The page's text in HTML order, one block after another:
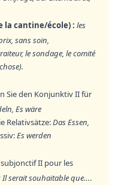
la cantine/école) : les
sans soin,
le sondage, le comité
Sie den Konjunktiv II für
Es wäre
Relativsätze:Das Essen,
Es werden
II pour les
Il serait souhaitable que….